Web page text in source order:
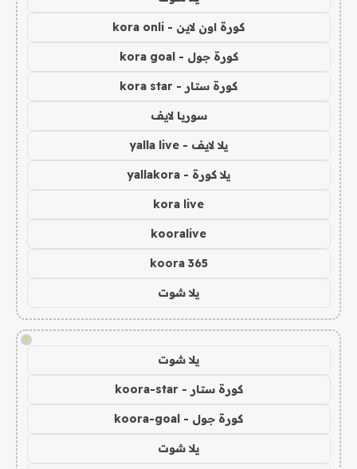
كورة اون لاين - kora onli
كورة جول - kora goal
كورة ستار - kora star
سوريا لايف
يلا لايف - yalla live
يلا كورة - yallakora
kora live
kooralive
koora 365
يلا شوت
!
يلا شوت
كورة ستار - koora-star
كورة جول - koora-goal
يلا شوت